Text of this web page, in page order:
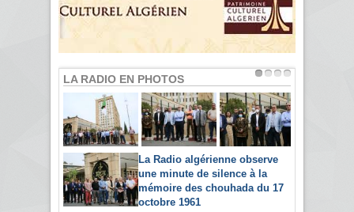
LA RADIO EN PHOTOS
La Radio algérienne observe
une minute de silence à la
mémoire des chouhada du 17
octobre 1961